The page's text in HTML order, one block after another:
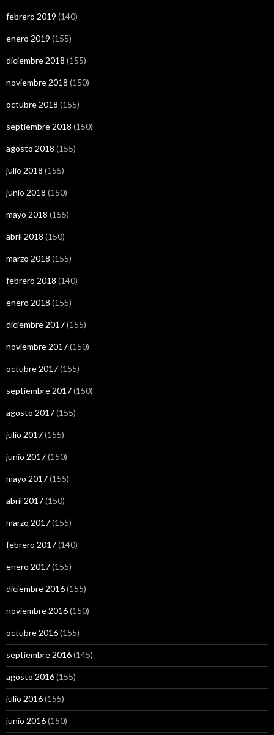
febrero 2019 (140)
enero 2019 (155)
diciembre 2018 (155)
noviembre 2018 (150)
octubre 2018 (155)
septiembre 2018 (150)
agosto 2018 (155)
julio 2018 (155)
junio 2018 (150)
mayo 2018 (155)
abril 2018 (150)
marzo 2018 (155)
febrero 2018 (140)
enero 2018 (155)
diciembre 2017(155)
noviembre 2017(150)
octubre 2017(155)
septiembre 2017(150)
agosto 2017(155)
julio 2017(155)
junio 2017(150)
mayo 2017(155)
abril 2017(150)
marzo 2017(155)
febrero 2017(140)
enero 2017(155)
diciembre 2016(155)
noviembre 2016(150)
octubre 2016(155)
septiembre 2016(145)
agosto 2016(155)
julio 2016(155)
junio 2016(150)